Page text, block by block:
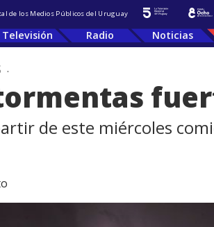
de los Medios Públicos del Uruguay
Televisión Radio Noticias
.
de este miércoles